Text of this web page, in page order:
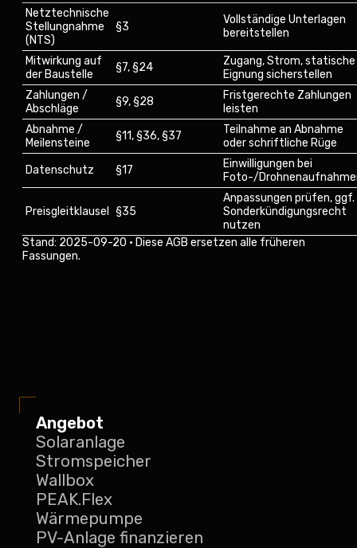
Netztechnische
Stellungnahme
(NTS)
§3
Vollständige Unterlagen
bereitstellen
Mitwirkung auf
der Baustelle
§7, §24
Zugang, Strom, statische
Eignung sicherstellen
Zahlungen /
Abschläge
§9, §28
Fristgerechte Zahlungen
leisten
Abnahme /
Meilensteine
§11, §36, §37
Teilnahme an Abnahme
oder schriftliche Rüge
Datenschutz
§17
Einwilligungen bei
Foto-/
Preisgleitklausel §35
Anpassungen prüfen, ggf.
Sonderkündigungsrecht
nutzen
Stand: 2025-09-20 · Diese AGB ersetzen alle früheren
Fassungen.
Angebot
Solaranlage
Stromspeicher
Wallbox
PEAK.Flex
Wärmepumpe
PV-Anlage finanzieren